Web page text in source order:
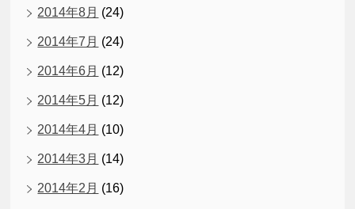
2014年8月 (24)
2014年7月 (24)
2014年6月 (12)
2014年5月 (12)
2014年4月 (10)
2014年3月 (14)
2014年2月 (16)